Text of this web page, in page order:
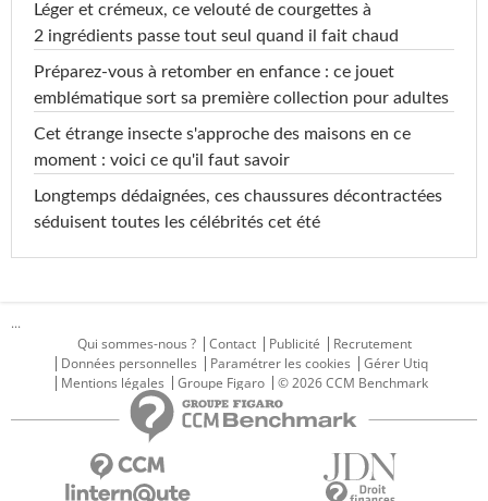
Léger et crémeux, ce velouté de courgettes à
2 ingrédients passe tout seul quand il fait chaud
Préparez-vous à retomber en enfance : ce jouet
emblématique sort sa première collection pour adultes
Cet étrange insecte s'approche des maisons en ce
moment : voici ce qu'il faut savoir
Longtemps dédaignées, ces chaussures décontractées
séduisent toutes les célébrités cet été
...
Qui sommes-nous ?
Contact Publicité
Recrutement
Données personnelles
Paramétrer les cookies
Gérer Utiq
Mentions légales
Groupe Figaro © 2026 CCM Benchmark